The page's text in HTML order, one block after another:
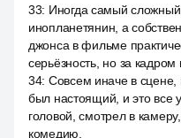
33: Иногда самый
инопланетянин, а
джонса в фильме
серьёзность, но за кадром
34: Совсем иначе в сцене,
был настоящий, и это все
головой, смотрел в
комедию.